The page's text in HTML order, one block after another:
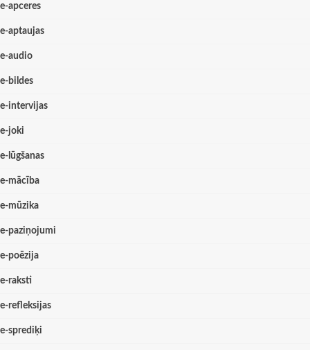
e-apceres
e-aptaujas
e-audio
e-bildes
e-intervijas
e-joki
e-lūgšanas
e-mācība
e-mūzika
e-paziņojumi
e-poēzija
e-raksti
e-refleksijas
e-sprediķi